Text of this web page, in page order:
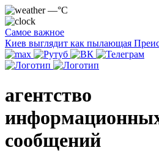
—°C
Самое важное
Киев выглядит как пылающая
агентство
сообщений